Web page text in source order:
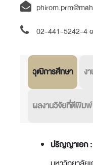
02-441-5242-4
วุฒิการศึกษา ง
ผลงานวิจัยที่ตีพิมพ์
ปริญญาเอก :